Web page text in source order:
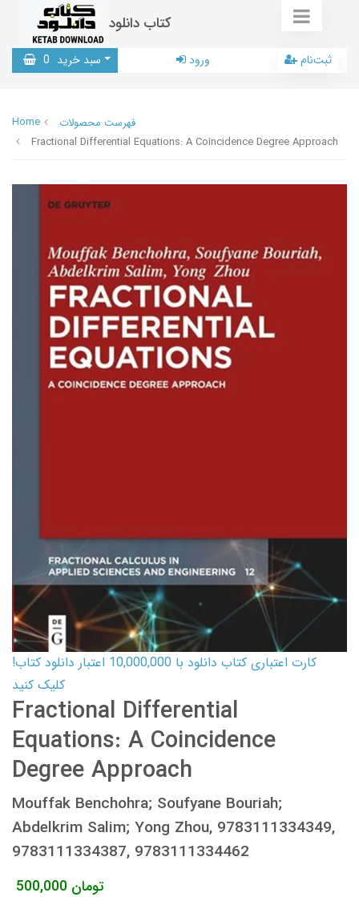
کتاب دانلود
سبد خرید 0 ورود ثبت‌نام
Home
فهرست محصولات
Fractional Differential Equations: A Coincidence Degree Approach
کارت اعتباری کتاب دانلود با 10,000,000 اعتبار دانلود کتاب!
کلیک کنید
Fractional Differential
Equations: A Coincidence
Degree Approach
Mouffak Benchohra; Soufyane Bouriah;
Abdelkrim Salim; Yong Zhou, 9783111334349,
9783111334387, 9783111334462
500,000 تومان